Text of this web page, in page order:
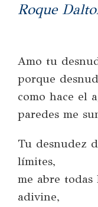
Roque
Amo tu
porque
como hace el
paredes me
Tu desnudez
límites,
me abre
adivine,